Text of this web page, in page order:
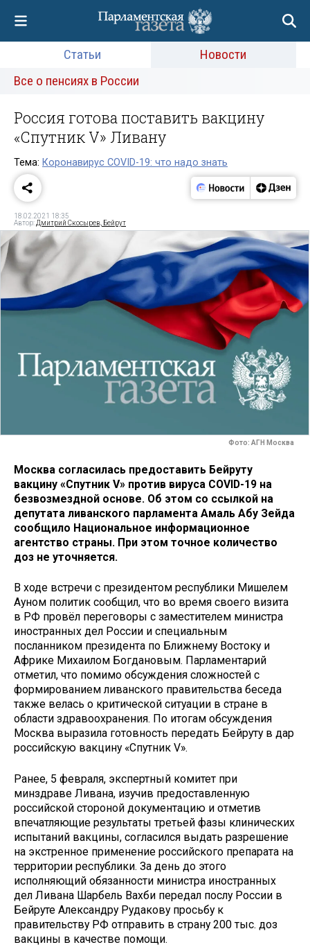
Статьи
Новости
Все о пенсиях в России
Россия готова поставить вакцину
«Спутник V» Ливану
Тема: Коронавирус COVID-19: что надо знать
18.02.2021 18:35
Автор: Дмитрий Скосырев, Бейрут
Фото: АГН Москва
Москва согласилась предоставить Бейруту
вакцину «Спутник V» против вируса COVID-19 на
безвозмездной основе. Об этом со ссылкой на
депутата ливанского парламента Амаль Абу Зейда
сообщило Национальное информационное
агентство страны. При этом точное количество
доз не уточняется.
В ходе встречи с президентом республики Мишелем
Ауном политик сообщил, что во время своего визита
в РФ провёл переговоры с заместителем министра
иностранных дел России и специальным
посланником президента по Ближнему Востоку и
Африке Михаилом Богдановым. Парламентарий
отметил, что помимо обсуждения сложностей с
формированием ливанского правительства беседа
также велась о критической ситуации в стране в
области здравоохранения. По итогам обсуждения
Москва выразила готовность передать Бейруту в дар
российскую вакцину «Спутник V».
Ранее, 5 февраля, экспертный комитет при
минздраве Ливана, изучив предоставленную
российской стороной документацию и отметив
впечатляющие результаты третьей фазы клинических
испытаний вакцины, согласился выдать разрешение
на экстренное применение российского препарата на
территории республики. За день до этого
исполняющий обязанности министра иностранных
дел Ливана Шарбель Вахби передал послу России в
Бейруте Александру Рудакову просьбу к
правительству РФ отправить в страну 200 тыс. доз
вакцины в качестве помощи.